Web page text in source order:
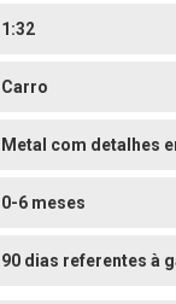
1:32
Carro
Metal com detalhes
0-6 meses
90 dias referentes à